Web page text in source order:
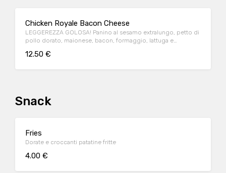
Chicken Royale Bacon Cheese
LEGGEREZZA GOLOSA! Panino al sesamo extralungo, petto di
pollo dorato, maionese, bacon, formaggio, lattuga e
12.50 €
Snack
Fries
Dorate e croccanti patatine fritte
4.00 €